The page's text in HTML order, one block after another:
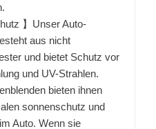
】Unser Auto-
aus nicht
und bietet Schutz vor
und UV-Strahlen.
bieten ihnen
sonnenschutz und
Auto. Wenn sie